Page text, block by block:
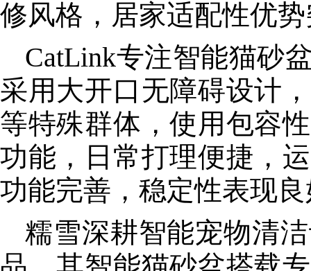
修风格，居家适配性优
CatLink专注智能猫砂
采用大开口无障碍设计
等特殊群体，使用包容
功能，日常打理便捷，
功能完善，稳定性表现
糯雪深耕智能宠物清